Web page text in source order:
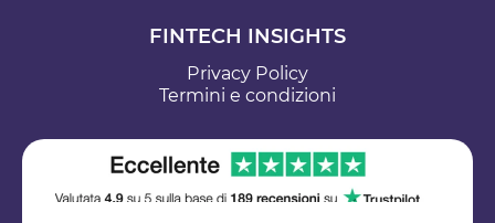
FINTECH INSIGHTS
Privacy Policy
Termini e condizioni